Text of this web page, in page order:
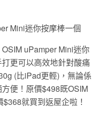
Mini迷你按摩棒一個
uPamper Mini迷你
更可以高效地針對酸痛
(比iPad更輕)，無論係
便！原價$498既OSIM
就買到返屋企啦！